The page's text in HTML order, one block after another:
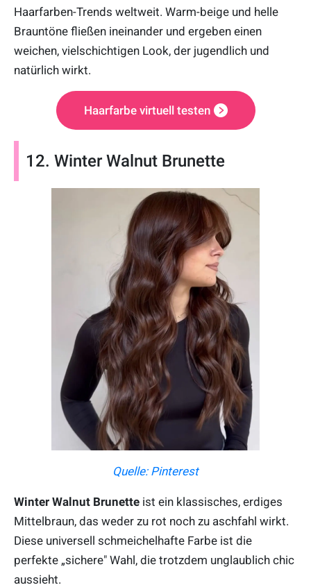
Haarfarben-Trends weltweit. Warm-beige und helle
Brauntöne fließen ineinander und ergeben einen
weichen, vielschichtigen Look, der jugendlich und
natürlich wirkt.
Haarfarbe virtuell testen
12. Winter Walnut Brunette
Quelle: Pinterest
Winter Walnut Brunette ist ein klassisches, erdiges
Mittelbraun, das weder zu rot noch zu aschfahl wirkt.
Diese universell schmeichelhafte Farbe ist die
perfekte „sichere" Wahl, die trotzdem unglaublich chic
aussieht.